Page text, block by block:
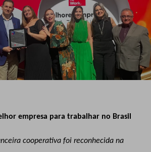
empresa para trabalhar no Brasil
cooperativa foi reconhecida na